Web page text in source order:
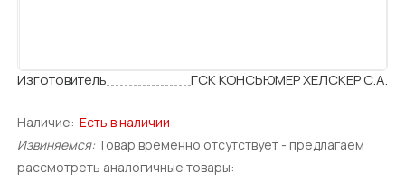
Изготовитель ГСК КОНСЬЮМЕР ХЕЛСКЕР С.А.
Наличие: Есть в наличии
Извиняемся: Товар временно отсутствует - предлагаем
рассмотреть аналогичные товары: